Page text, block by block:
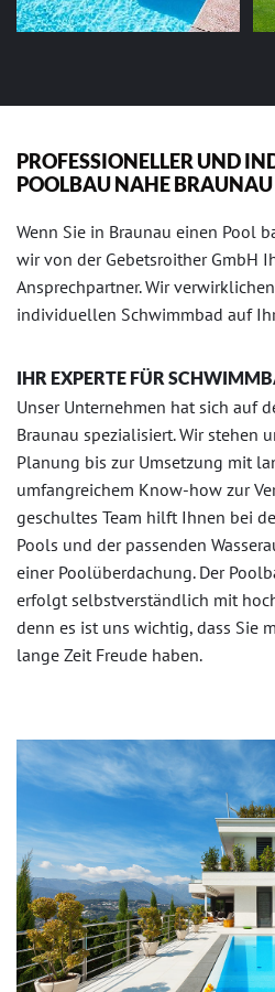
PROFESSIONELLER UND
POOLBAU NAHE BRAUNAU
Wenn Sie in Braunau einen Pool
wir von der Gebetsroither GmbH
Ansprechpartner. Wir
individuellen Schwimmbad auf
IHR EXPERTE FÜR
Unser Unternehmen hat sich auf
Braunau spezialisiert. Wir stehen
Planung bis zur Umsetzung mit
umfangreichem Know-how zur
geschultes Team hilft Ihnen bei
Pools und der passenden
einer Poolüberdachung. Der
erfolgt selbstverständlich mit
denn es ist uns wichtig, dass Sie
lange Zeit Freude haben.